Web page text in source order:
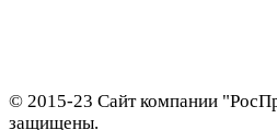
© 2015-23 Сайт компании
защищены.